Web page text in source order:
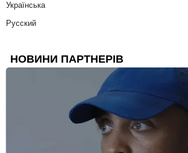
Українська
Русский